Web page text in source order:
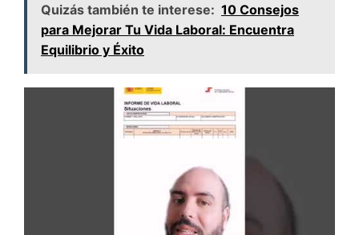
Quizás también te interese: 10 Consejos
para Mejorar Tu Vida Laboral: Encuentra
Equilibrio y Éxito